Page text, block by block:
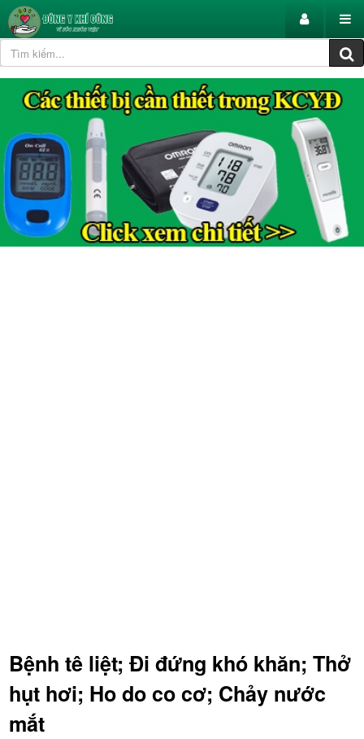
Bệnh tê liệt; Đi đứng khó khăn; Thở
hụt hơi; Ho do co cơ; Chảy nước
mắt